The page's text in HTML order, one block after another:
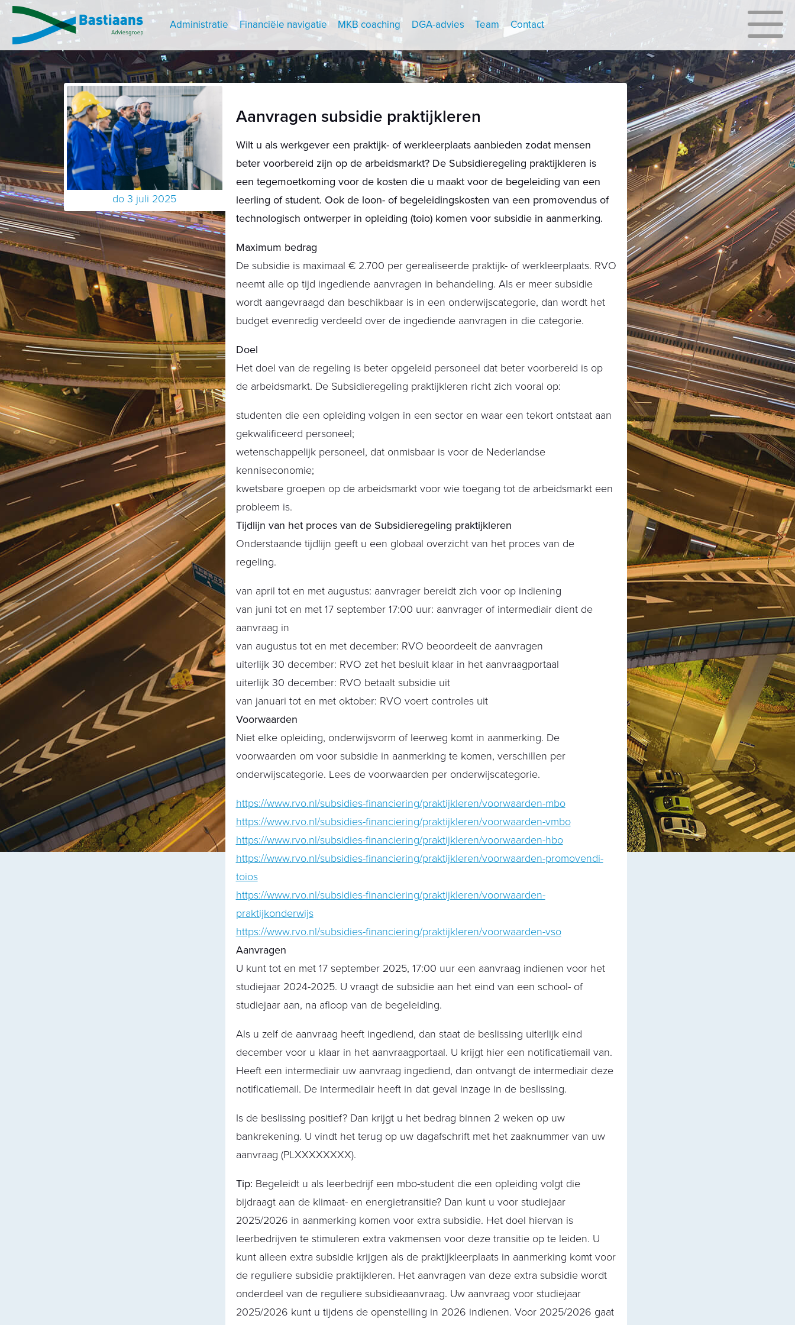
Administratie Financiële navigatie MKB coaching DGA-advies Team Contact
do 3 juli 2025
Aanvragen subsidie praktijkleren
Wilt u als werkgever een praktijk- of werkleerplaats aanbieden zodat mensen
beter voorbereid zijn op de arbeidsmarkt? De Subsidieregeling praktijkleren is
een tegemoetkoming voor de kosten die u maakt voor de begeleiding van een
leerling of student. Ook de loon- of begeleidingskosten van een promovendus of
technologisch ontwerper in opleiding (toio) komen voor subsidie in aanmerking.
Maximum bedrag
De subsidie is maximaal € 2.700 per gerealiseerde praktijk- of werkleerplaats. RVO
neemt alle op tijd ingediende aanvragen in behandeling. Als er meer subsidie
wordt aangevraagd dan beschikbaar is in een onderwijscategorie, dan wordt het
budget evenredig verdeeld over de ingediende aanvragen in die categorie.
Doel
Het doel van de regeling is beter opgeleid personeel dat beter voorbereid is op
de arbeidsmarkt. De Subsidieregeling praktijkleren richt zich vooral op:
studenten die een opleiding volgen in een sector en waar een tekort ontstaat aan
gekwalificeerd personeel;
wetenschappelijk personeel, dat onmisbaar is voor de Nederlandse
kenniseconomie;
kwetsbare groepen op de arbeidsmarkt voor wie toegang tot de arbeidsmarkt een
probleem is.
Tijdlijn van het proces van de Subsidieregeling praktijkleren
Onderstaande tijdlijn geeft u een globaal overzicht van het proces van de
regeling.
van april tot en met augustus: aanvrager bereidt zich voor op indiening
van juni tot en met 17 september 17:00 uur: aanvrager of intermediair dient de
aanvraag in
van augustus tot en met december: RVO beoordeelt de aanvragen
uiterlijk 30 december: RVO zet het besluit klaar in het aanvraagportaal
uiterlijk 30 december: RVO betaalt subsidie uit
van januari tot en met oktober: RVO voert controles uit
Voorwaarden
Niet elke opleiding, onderwijsvorm of leerweg komt in aanmerking. De
voorwaarden om voor subsidie in aanmerking te komen, verschillen per
onderwijscategorie. Lees de voorwaarden per onderwijscategorie.
https://www.rvo.nl/subsidies-financiering/praktijkleren/voorwaarden-mbo
https://www.rvo.nl/subsidies-financiering/praktijkleren/voorwaarden-vmbo
https://www.rvo.nl/subsidies-financiering/praktijkleren/voorwaarden-hbo
https://www.rvo.nl/subsidies-financiering/praktijkleren/voorwaarden-promovendi-
toios
https://www.rvo.nl/subsidies-financiering/praktijkleren/voorwaarden-
praktijkonderwijs
https://www.rvo.nl/subsidies-financiering/praktijkleren/voorwaarden-vso
Aanvragen
U kunt tot en met 17 september 2025, 17:00 uur een aanvraag indienen voor het
studiejaar 2024-2025. U vraagt de subsidie aan het eind van een school- of
studiejaar aan, na afloop van de begeleiding.
Als u zelf de aanvraag heeft ingediend, dan staat de beslissing uiterlijk eind
december voor u klaar in het aanvraagportaal. U krijgt hier een notificatiemail van.
Heeft een intermediair uw aanvraag ingediend, dan ontvangt de intermediair deze
notificatiemail. De intermediair heeft in dat geval inzage in de beslissing.
Is de beslissing positief? Dan krijgt u het bedrag binnen 2 weken op uw
bankrekening. U vindt het terug op uw dagafschrift met het zaaknummer van uw
aanvraag (PLXXXXXXXX).
Tip: Begeleidt u als leerbedrijf een mbo-student die een opleiding volgt die
bijdraagt aan de klimaat- en energietransitie? Dan kunt u voor studiejaar
2025/2026 in aanmerking komen voor extra subsidie. Het doel hiervan is
leerbedrijven te stimuleren extra vakmensen voor deze transitie op te leiden. U
kunt alleen extra subsidie krijgen als de praktijkleerplaats in aanmerking komt voor
de reguliere subsidie praktijkleren. Het aanvragen van deze extra subsidie wordt
onderdeel van de reguliere subsidieaanvraag. Uw aanvraag voor studiejaar
2025/2026 kunt u tijdens de openstelling in 2026 indienen. Voor 2025/2026 gaat